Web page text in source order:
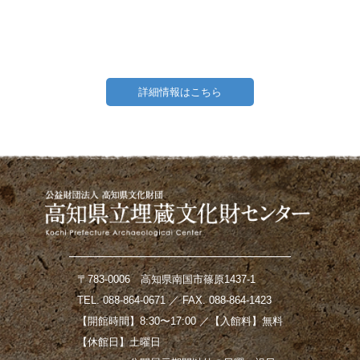
詳細情報はこちら
〒783-0006 高知県南国市篠原1437-1
TEL. 088-864-0671 ／ FAX. 088-864-1423
【開館時間】8:30〜17:00 ／【入館料】無料
【休館日】土曜日